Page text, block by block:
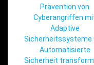
Prävention von
Cyberangriffen
Adaptive
Sicherheitssysteme
Automatisierte
Sicherheit